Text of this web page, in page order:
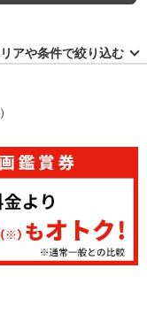
アや条件で絞り込む